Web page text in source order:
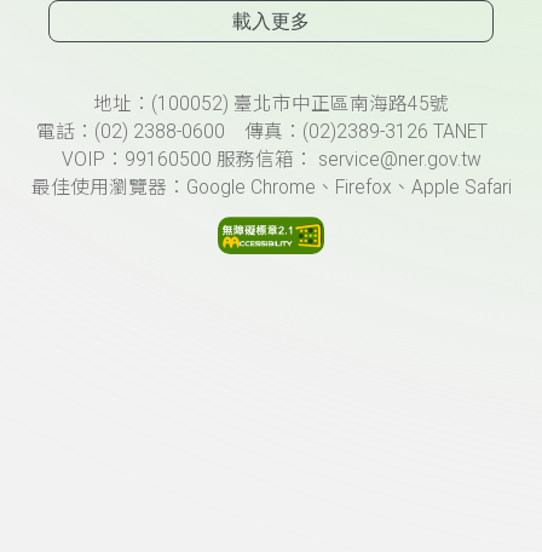
載入更多
頁尾資訊地址：(100052) 臺北市中正區南海路45號
電話：(02) 2388-0600 傳真：(02)2389-3126 TANET
VOIP：99160500 服務信箱： service@ner.gov.tw
最佳使用瀏覽器：Google Chrome、Firefox、Apple Safari